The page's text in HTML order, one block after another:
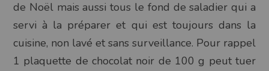
de Noël mais aussi tous le fond de saladier qui a
servi à la préparer et qui est toujours dans la
cuisine, non lavé et sans surveillance. Pour rappel
1 plaquette de chocolat noir de 100 g peut tuer